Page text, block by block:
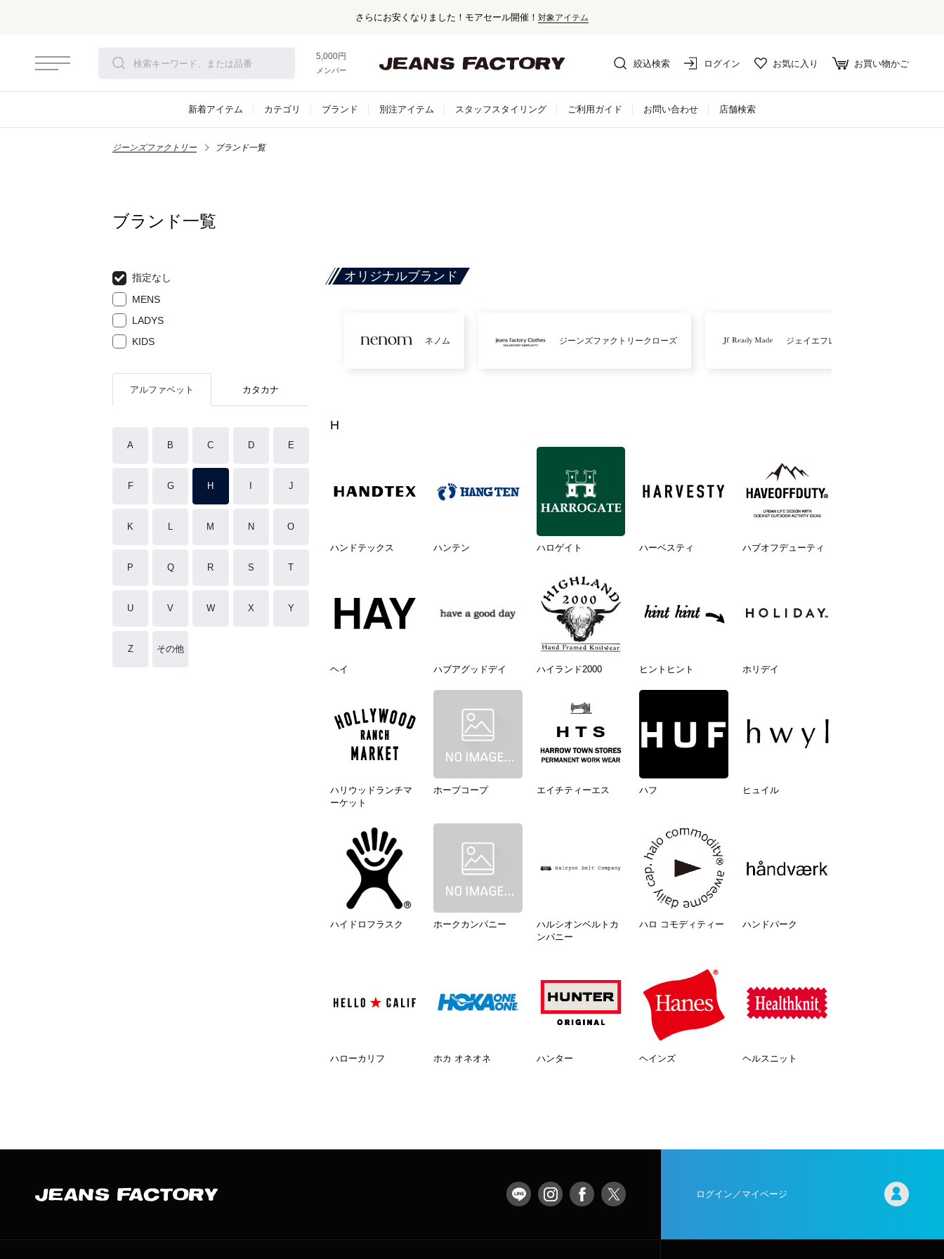
セール対象外アイテムは10%ポイント還元！
5,000円以上お買い上げで送料無料！
メンバー登録でお得な情報をゲット。さらに詳しく
絞込検索 ログイン お気に入り お買い物かご
新着アイテム カテゴリ ブランド 別注アイテム スタッフスタイリング ご利用ガイド お問い合わせ 店舗検索
ジーンズファクトリー ブランド一覧
ブランド一覧
指定なし
MENS
LADYS
KIDS
アルファベット カタカナ
A B C D E
F G H J
K L M N O
P Q R S T
U V W X Y
Z その他
オリジナルブランド
ネノム ジーンズファクトリークローズ ジェイエフレディメイド
H
ハンドテックス ハンテン ハロゲイト ハーベスティ ハブオフデューティ
ヘイ ハブアグッドデイ ハイランド2000 ヒントヒント ホリデイ
ハリウッドランチマ
ーケット
ホープコープ エイチティーエス ハフ ヒュイル
ハイドロフラスク ホークカンパニー
ハルシオンベルトカ
ンパニー
ハロ コモディティー ハンドバーク
ハローカリフ ホカ オネオネ ハンター ヘインズ ヘルスニット
ログイン／マイページ